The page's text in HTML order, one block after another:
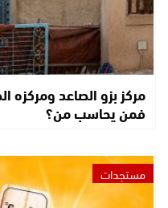
مركز بزو الصاعد ومركزه
فمن يحاسب من؟
مستجدات